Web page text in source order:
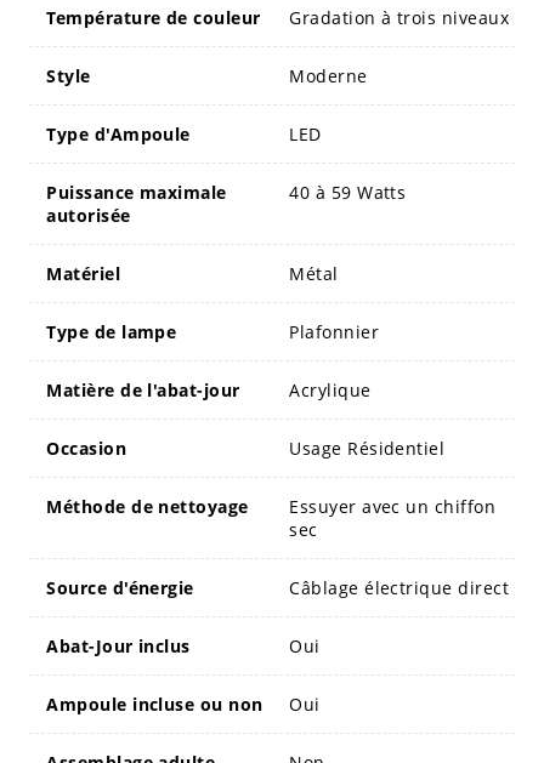
Température de couleur Gradation à trois niveaux
Style Moderne
Type d'Ampoule LED
Puissance maximale
autorisée
40 à 59 Watts
Matériel Métal
Type de lampe Plafonnier
Matière de l'abat-jour Acrylique
Occasion Usage Résidentiel
Méthode de nettoyage
Essuyer avec un chiffon
sec
Source d'énergie Câblage électrique direct
Abat-Jour inclus Oui
Ampoule incluse ou non Oui